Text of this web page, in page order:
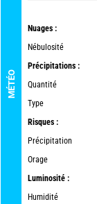
MÉTÉO
Nuages :
Nébulosité
Précipitations :
Quantité
Type
Risques :
Précipitation
Orage
Luminosité :
Humidité